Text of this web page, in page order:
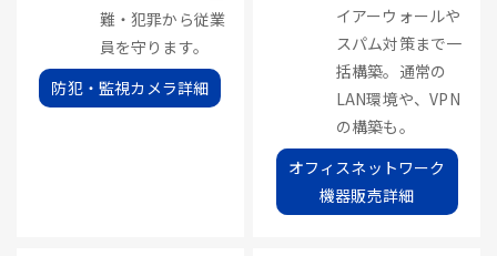
難・犯罪から従業
員を守ります。
防犯・監視カメラ詳細
イアーウォールや
スパム対策まで一
括構築。通常の
LAN環境や、VPN
の構築も。
オフィスネットワーク
機器販売詳細